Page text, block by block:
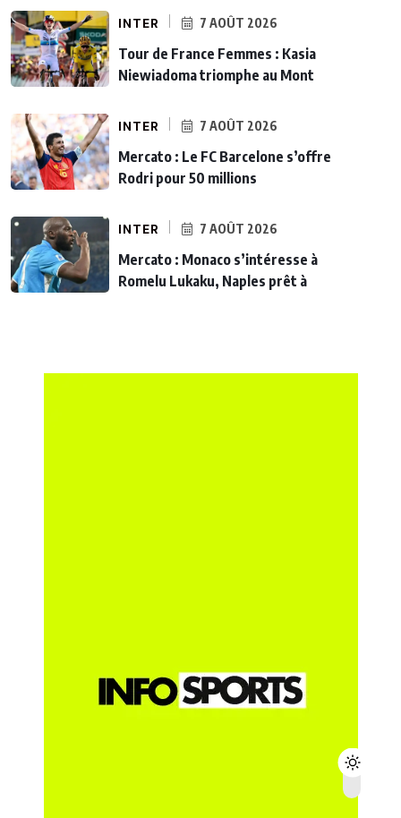
INTER 7 AOÛT 2026
Tour de France Femmes : Kasia
Niewiadoma triomphe au Mont
INTER 7 AOÛT 2026
Mercato : Le FC Barcelone s’offre
Rodri pour 50 millions
INTER 7 AOÛT 2026
Mercato : Monaco s’intéresse à
Romelu Lukaku, Naples prêt à